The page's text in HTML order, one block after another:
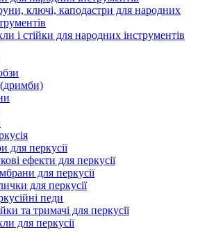
ключі, каподастри для народних
і стійки для народних інструментів
для перкусії
ефекти для перкусії
для перкусії
для перкусії
педи
та тримачі для перкусії
для перкусії